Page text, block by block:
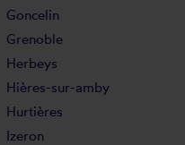
Goncelin
Grenoble
Herbeys
Hières-sur-amby
Hurtières
Izeron